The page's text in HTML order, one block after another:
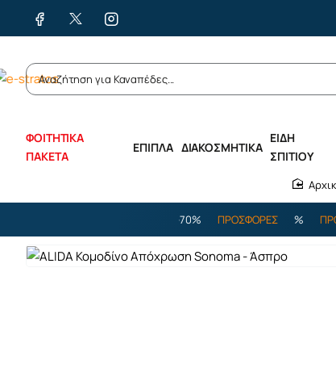
ΦΟΙΤΗΤΙΚΑ
ΠΑΚΕΤΑ
ΕΠΙΠΛΑ ΔΙΑΚΟΣΜΗΤΙΚΑ
ΕΙΔΗ
ΣΠΙΤΙΟΥ
ΠΡΟΣΦΟΡΕΣ %